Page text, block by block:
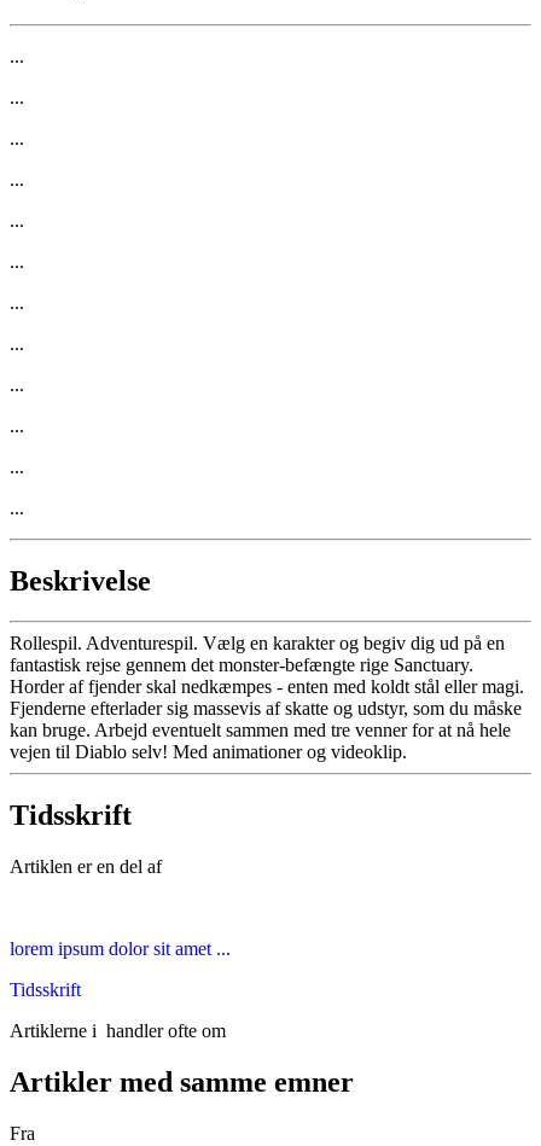
...
...
...
...
...
...
...
...
...
...
...
...
Beskrivelse
Rollespil. Adventurespil. Vælg en karakter og begiv dig ud på en
fantastisk rejse gennem det monster-befængte rige Sanctuary.
Horder af fjender skal nedkæmpes - enten med koldt stål eller magi.
Fjenderne efterlader sig massevis af skatte og udstyr, som du måske
kan bruge. Arbejd eventuelt sammen med tre venner for at nå hele
vejen til Diablo selv! Med animationer og videoklip.
Tidsskrift
Artiklen er en del af
lorem ipsum dolor sit amet ...
Tidsskrift
Artiklerne i handler ofte om
Artikler med samme emner
Fra